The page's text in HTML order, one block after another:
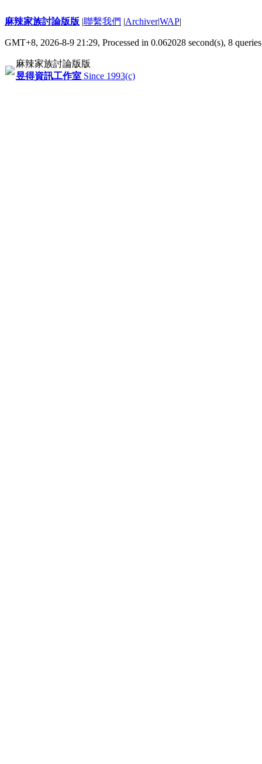
麻辣家族討論版版 |聯繫我們 |Archiver|WAP|
GMT+8, 2026-8-9 21:29, Processed in 0.062028 second(s), 8
麻辣家族討論版版
昱得資訊工作室 Since 1993(c)